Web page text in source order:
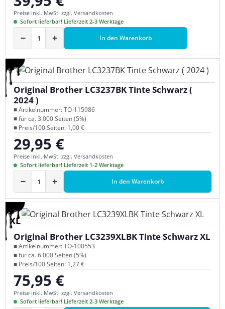
Preise inkl. MwSt. zzgl. Versandkosten
Sofort lieferbar! Lieferzeit 2-3 Werktage
− + In den Warenkorb
Original Brother LC3237BK Tinte Schwarz (
2024 )
■ Artikelnummer: TO-115986
■ für ca. 3.000 Seiten (5%)
■ Preis/100 Seiten: 1,00 €
Regulärer Preis:
29,95 €
Preise inkl. MwSt. zzgl. Versandkosten
Sofort lieferbar! Lieferzeit 1-2 Werktage
− + In den Warenkorb
XL
Original Brother LC3239XLBK Tinte Schwarz XL
■ Artikelnummer: TO-100553
■ für ca. 6.000 Seiten (5%)
■ Preis/100 Seiten: 1,27 €
Regulärer Preis:
75,95 €
Preise inkl. MwSt. zzgl. Versandkosten
Sofort lieferbar! Lieferzeit 2-3 Werktage